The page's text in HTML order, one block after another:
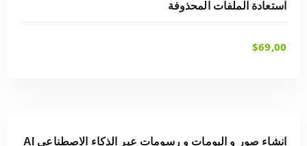
استعادة الملفات المحذوفة
$69,00
انشاء صور و البومات و رسومات عبر الذكاء الاصطناعي AI